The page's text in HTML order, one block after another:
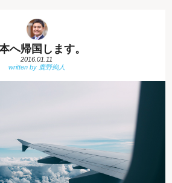
へ帰国します。
2016.01.11